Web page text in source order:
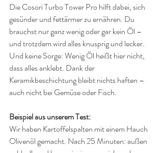
Die Cosori Turbo Tower Pro hilft dabei, sich
gesünder und fettärmer zu ernähren. Du
brauchst nur ganz wenig oder gar kein Öl –
und trotzdem wird alles knusprig und lecker.
Und keine Sorge: Wenig Öl heißt hier nicht,
dass alles anklebt. Dank der
Keramikbeschichtung bleibt nichts haften –
auch nicht bei Gemüse oder Fisch.
Beispiel aus unserem Test:
Wir haben Kartoffelspalten mit einem Hauch
Olivenöl gemacht. Nach 25 Minuten: außen